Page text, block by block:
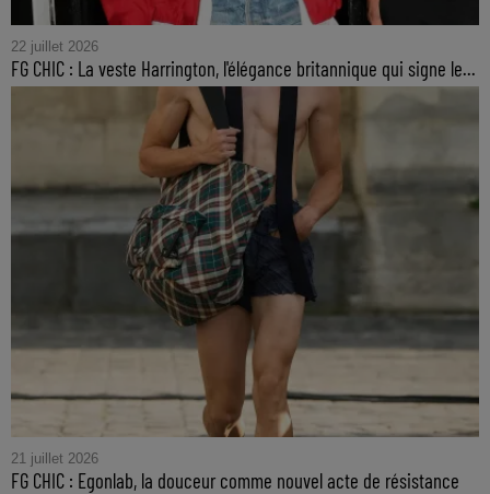
22 juillet 2026
FG CHIC : La veste Harrington, l'élégance britannique qui signe le...
21 juillet 2026
FG CHIC : Egonlab, la douceur comme nouvel acte de résistance